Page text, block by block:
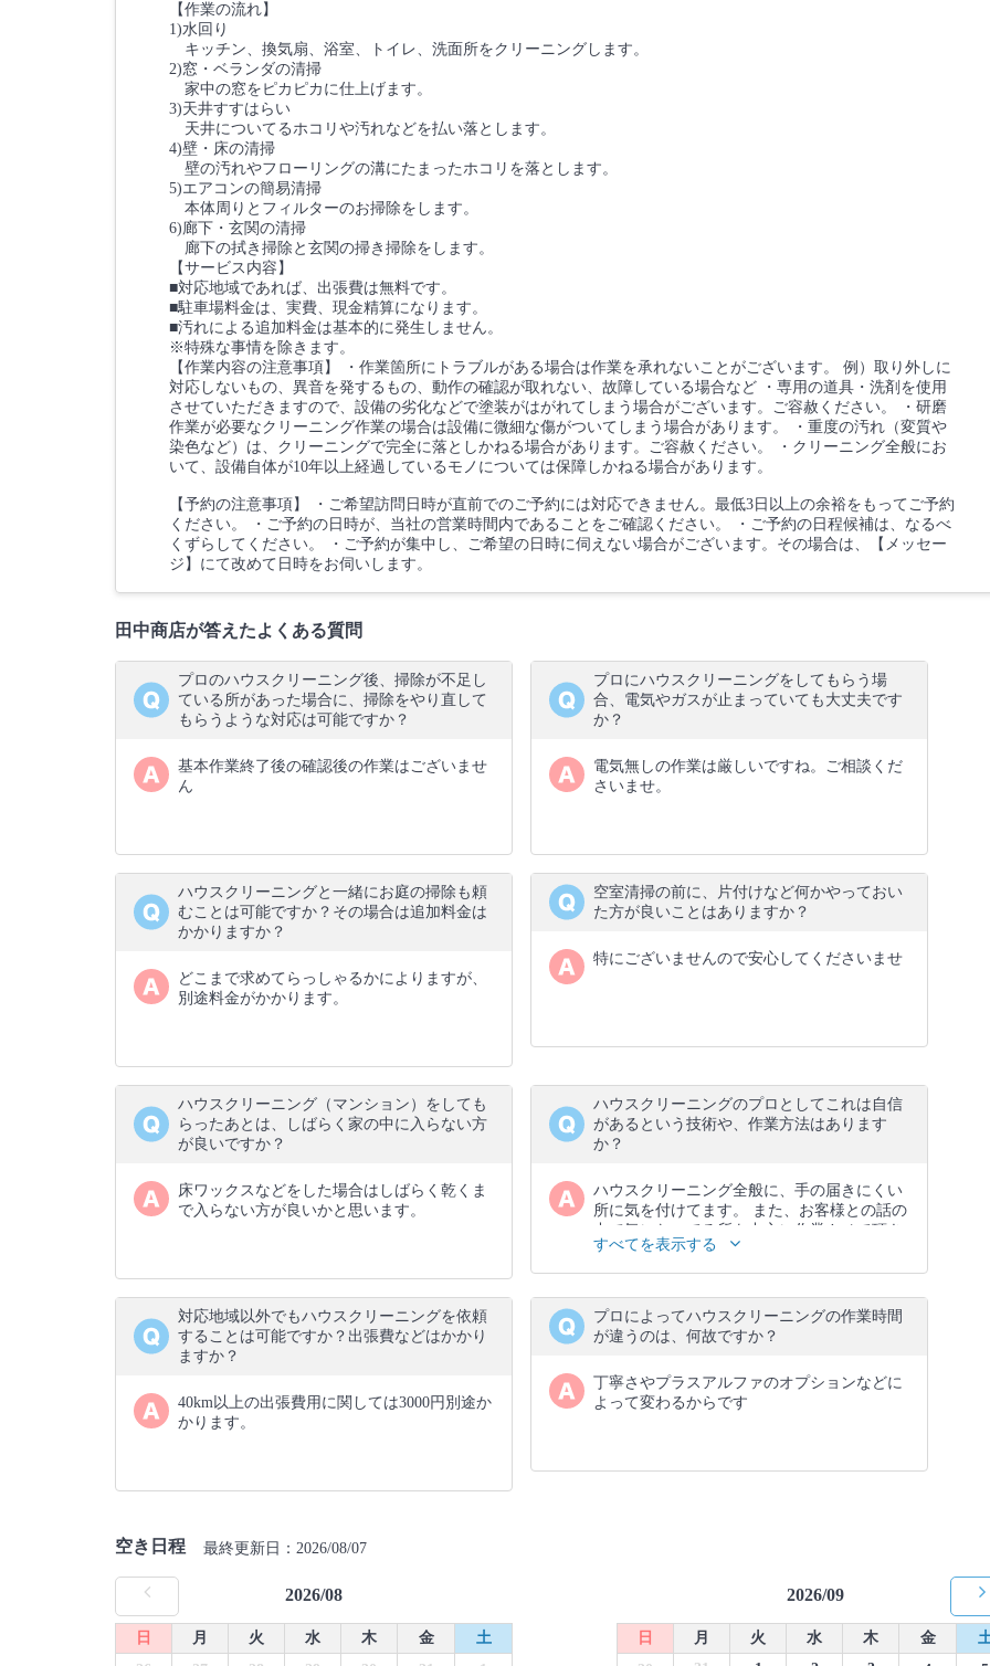
【作業の流れ】
1)水回り
キッチン、換気扇、浴室、トイレ、洗面所をクリーニングします。
2)窓・ベランダの清掃
家中の窓をピカピカに仕上げます。
3)天井すすはらい
天井についてるホコリや汚れなどを払い落とします。
4)壁・床の清掃
壁の汚れやフローリングの溝にたまったホコリを落とします。
5)エアコンの簡易清掃
本体周りとフィルターのお掃除をします。
6)廊下・玄関の清掃
廊下の拭き掃除と玄関の掃き掃除をします。
【サービス内容】
■対応地域であれば、出張費は無料です。
■駐車場料金は、実費、現金精算になります。
■汚れによる追加料金は基本的に発生しません。
※特殊な事情を除きます。
【作業内容の注意事項】 ・作業箇所にトラブルがある場合は作業を承れないことがございます。 例）取り外しに
対応しないもの、異音を発するもの、動作の確認が取れない、故障している場合など ・専用の道具・洗剤を使用
させていただきますので、設備の劣化などで塗装がはがれてしまう場合がございます。ご容赦ください。 ・研磨
作業が必要なクリーニング作業の場合は設備に微細な傷がついてしまう場合があります。 ・重度の汚れ（変質や
染色など）は、クリーニングで完全に落としかねる場合があります。ご容赦ください。 ・クリーニング全般にお
いて、設備自体が10年以上経過しているモノについては保障しかねる場合があります。
【予約の注意事項】 ・ご希望訪問日時が直前でのご予約には対応できません。最低3日以上の余裕をもってご予約
ください。 ・ご予約の日時が、当社の営業時間内であることをご確認ください。 ・ご予約の日程候補は、なるべ
くずらしてください。 ・ご予約が集中し、ご希望の日時に伺えない場合がございます。その場合は、【メッセー
ジ】にて改めて日時をお伺いします。
田中商店が答えたよくある質問
プロのハウスクリーニング後、掃除が不足し
ている所があった場合に、掃除をやり直して
もらうような対応は可能ですか？
基本作業終了後の確認後の作業はございませ
ん
プロにハウスクリーニングをしてもらう場
合、電気やガスが止まっていても大丈夫です
か？
電気無しの作業は厳しいですね。ご相談くだ
さいませ。
ハウスクリーニングと一緒にお庭の掃除も頼
むことは可能ですか？その場合は追加料金は
かかりますか？
どこまで求めてらっしゃるかによりますが、
別途料金がかかります。
空室清掃の前に、片付けなど何かやっておい
た方が良いことはありますか？
特にございませんので安心してくださいませ
ハウスクリーニング（マンション）をしても
らったあとは、しばらく家の中に入らない方
が良いですか？
床ワックスなどをした場合はしばらく乾くま
で入らない方が良いかと思います。
ハウスクリーニングのプロとしてこれは自信
があるという技術や、作業方法はあります
か？
ハウスクリーニング全般に、手の届きにくい
所に気を付けてます。 また、お客様との話の
中で気になってる所を中心に作業させて頂き
ます。
すべてを表示する
対応地域以外でもハウスクリーニングを依頼
することは可能ですか？出張費などはかかり
ますか？
40km以上の出張費用に関しては3000円別途か
かります。
プロによってハウスクリーニングの作業時間
が違うのは、何故ですか？
丁寧さやプラスアルファのオプションなどに
よって変わるからです
空き日程 最終更新日：2026/08/07
2026/08
日 月 火 水 木 金
土
2026/09
日 月 火 水 木 金